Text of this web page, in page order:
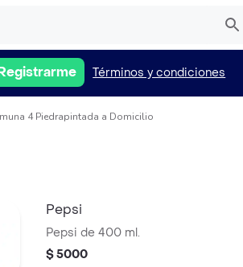
Términos y condiciones
4 Piedrapintada a Domicilio
Pepsi
Pepsi de 400 ml.
$ 5000